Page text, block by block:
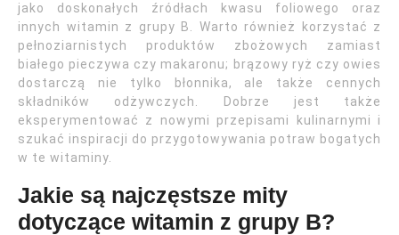
jako doskonałych źródłach kwasu foliowego oraz
innych witamin z grupy B. Warto również korzystać z
pełnoziarnistych produktów zbożowych zamiast
białego pieczywa czy makaronu; brązowy ryż czy owies
dostarczą nie tylko błonnika, ale także cennych
składników odżywczych. Dobrze jest także
eksperymentować z nowymi przepisami kulinarnymi i
szukać inspiracji do przygotowywania potraw bogatych
w te witaminy.
Jakie są najczęstsze mity
dotyczące witamin z grupy B?